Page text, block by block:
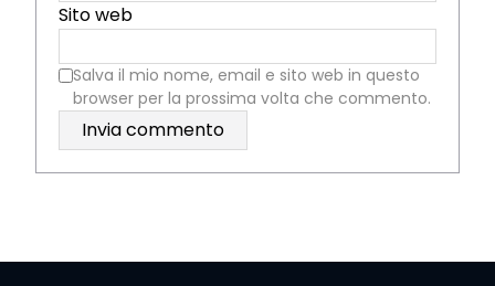
Sito web
Salva il mio nome, email e sito web in questo
browser per la prossima volta che commento.